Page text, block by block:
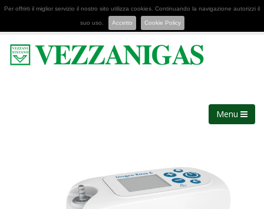
Per offrirti il miglior servizio il nostro sito utilizza cookies. Continuando la navigazione autorizzi il
suo uso. Accetto Cookie Policy
Menu